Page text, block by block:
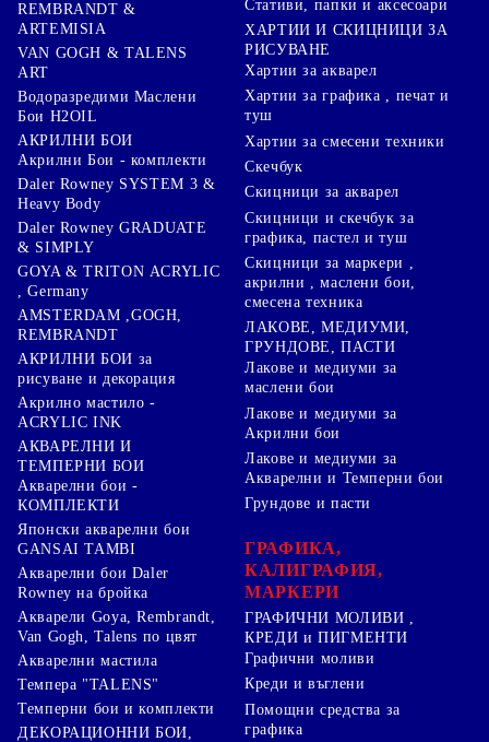
REMBRANDT &
ARTEMISIA
VAN GOGH & TALENS
ART
Водоразредими Маслени
Бои H2OIL
АКРИЛНИ БОИ
Акрилни Бои - комплекти
Daler Rowney SYSTEM 3 &
Heavy Body
Daler Rowney GRADUATE
& SIMPLY
GOYA & TRITON АCRYLIC
, Germany
AMSTERDAM ,GOGH,
REMBRANDT
АКРИЛНИ БОИ за
рисуване и декорация
Акрилно мастило -
ACRYLIC INK
АКВАРЕЛНИ И
ТЕМПЕРНИ БОИ
Акварелни бои -
КОМПЛЕКТИ
Японски акварелни бои
GANSAI TAMBI
Акварелни бои Daler
Rowney на бройка
Акварели Goya, Rembrandt,
Van Gogh, Talens по цвят
Акварелни мастила
Темпера "TALENS"
Темперни бои и комплекти
ДЕКОРАЦИОННИ БОИ,
Стативи, папки и аксесоари
ХАРТИИ И СКИЦНИЦИ ЗА
РИСУВАНЕ
Хартии за акварел
Хартии за графика , печат и
туш
Хартии за смесени техники
Скечбук
Скицници за акварел
Скицници и скечбук за
графика, пастел и туш
Скицници за маркери ,
акрилни , маслени бои,
смесена техника
ЛАКОВЕ, МЕДИУМИ,
ГРУНДОВЕ, ПАСТИ
Лакове и медиуми за
маслени бои
Лакове и медиуми за
Акрилни бои
Лакове и медиуми за
Акварелни и Темперни бои
Грундове и пасти
ГРАФИКА,
КАЛИГРАФИЯ,
МАРКЕРИ
ГРАФИЧНИ МОЛИВИ ,
КРЕДИ и ПИГМЕНТИ
Графични моливи
Креди и въглени
Помощни средства за
графика